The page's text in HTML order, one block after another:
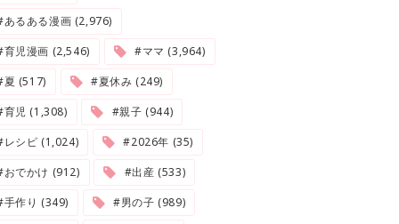
るある漫画 (2,976)
児漫画 (2,546)
#ママ (3,964)
(517)
#夏休み (249)
児 (1,308)
#親子 (944)
シピ (1,024)
#2026年 (35)
でかけ (912)
#出産 (533)
作り (349)
#男の子 (989)